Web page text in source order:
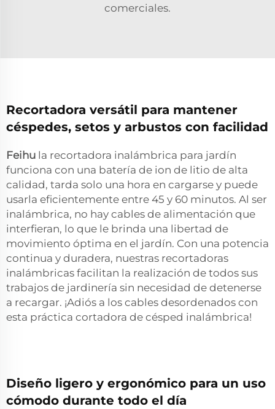
comerciales.
Recortadora versátil para mantener
céspedes, setos y arbustos con facilidad
Feihu la recortadora inalámbrica para jardín
funciona con una batería de ion de litio de alta
calidad, tarda solo una hora en cargarse y puede
usarla eficientemente entre 45 y 60 minutos. Al ser
inalámbrica, no hay cables de alimentación que
interfieran, lo que le brinda una libertad de
movimiento óptima en el jardín. Con una potencia
continua y duradera, nuestras recortadoras
inalámbricas facilitan la realización de todos sus
trabajos de jardinería sin necesidad de detenerse
a recargar. ¡Adiós a los cables desordenados con
esta práctica cortadora de césped inalámbrica!
Diseño ligero y ergonómico para un uso
cómodo durante todo el día